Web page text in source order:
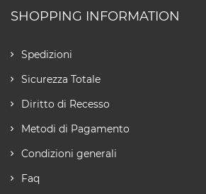
SHOPPING INFORMATION
Spedizioni
Sicurezza Totale
Diritto di Recesso
Metodi di Pagamento
Condizioni generali
Faq